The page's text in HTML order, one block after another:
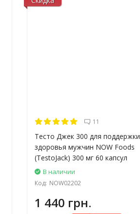
11
Тесто Джек 300 для поддержки
здоровья мужчин NOW Foods
(TestoJack) 300 мг 60 капсул
В наличии
Код: NOW02202
1 440 грн.